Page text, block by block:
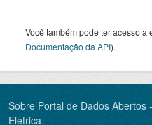
Você também pode ter acesso a
Documentação da API).
Sobre Portal de Dados Abertos
Elétrica